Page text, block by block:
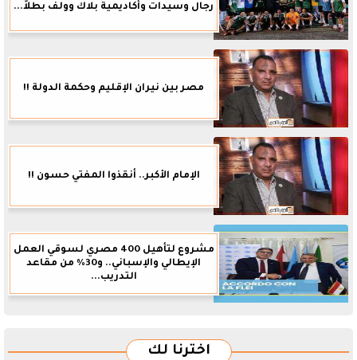
رجال وسيدات وأكاديمية بلاك وولف بطلاً...
مصر بين نيران الإقليم وحكمة الدولة !!
الإمام الأكبر.. أنقذوا المفتي حسون !!
مشروع لتأهيل 400 مصري لسوقي العمل
الإيطالي والإسباني.. و30% من مقاعد
التدريب...
اخترنا لك